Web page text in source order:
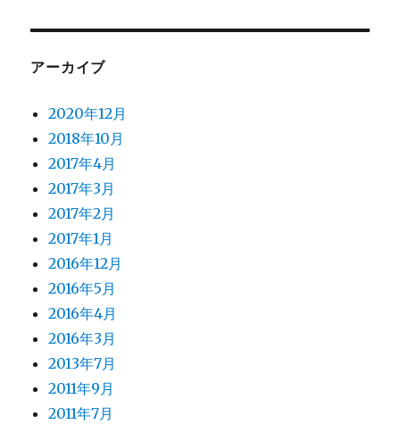
アーカイブ
2020年12月
2018年10月
2017年4月
2017年3月
2017年2月
2017年1月
2016年12月
2016年5月
2016年4月
2016年3月
2013年7月
2011年9月
2011年7月